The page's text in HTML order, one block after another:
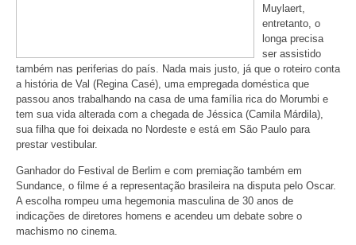
Muylaert,
entretanto, o
longa precisa
ser assistido
também nas periferias do país. Nada mais justo, já que o roteiro conta
a história de Val (Regina Casé), uma empregada doméstica que
passou anos trabalhando na casa de uma família rica do Morumbi e
tem sua vida alterada com a chegada de Jéssica (Camila Márdila),
sua filha que foi deixada no Nordeste e está em São Paulo para
prestar vestibular.
Ganhador do Festival de Berlim e com premiação também em
Sundance, o filme é a representação brasileira na disputa pelo Oscar.
A escolha rompeu uma hegemonia masculina de 30 anos de
indicações de diretores homens e acendeu um debate sobre o
machismo no cinema.